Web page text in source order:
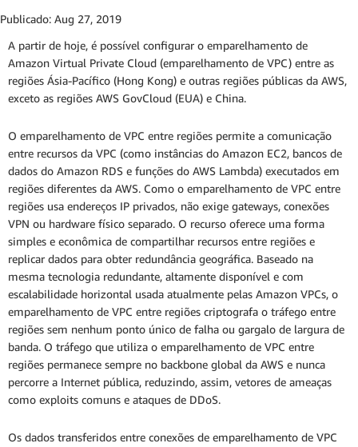
Publicado: Aug 27, 2019
A partir de hoje, é possível configurar o emparelhamento de
Amazon Virtual Private Cloud (emparelhamento de VPC) entre as
regiões Ásia-Pacífico (Hong Kong) e outras regiões públicas da AWS,
exceto as regiões AWS GovCloud (EUA) e China.
O emparelhamento de VPC entre regiões permite a comunicação
entre recursos da VPC (como instâncias do Amazon EC2, bancos de
dados do Amazon RDS e funções do AWS Lambda) executados em
regiões diferentes da AWS. Como o emparelhamento de VPC entre
regiões usa endereços IP privados, não exige gateways, conexões
VPN ou hardware físico separado. O recurso oferece uma forma
simples e econômica de compartilhar recursos entre regiões e
replicar dados para obter redundância geográfica. Baseado na
mesma tecnologia redundante, altamente disponível e com
escalabilidade horizontal usada atualmente pelas Amazon VPCs, o
emparelhamento de VPC entre regiões criptografa o tráfego entre
regiões sem nenhum ponto único de falha ou gargalo de largura de
banda. O tráfego que utiliza o emparelhamento de VPC entre
regiões permanece sempre no backbone global da AWS e nunca
percorre a Internet pública, reduzindo, assim, vetores de ameaças
como exploits comuns e ataques de DDoS.
Os dados transferidos entre conexões de emparelhamento de VPC